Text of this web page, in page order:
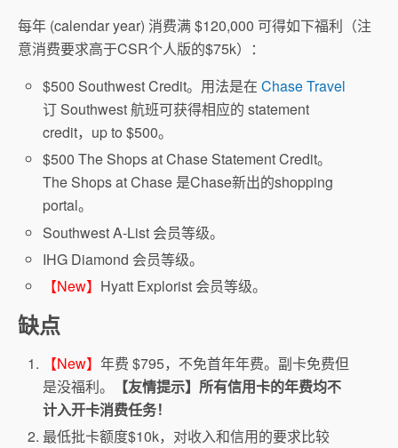
每年 (calendar year) 消费满 $120,000 可得如下福利（注
意消费要求高于CSR个人版的$75k）：
$500 Southwest Credit。用法是在Chase Travel
订 Southwest 航班可获得相应的 statement
credit，up to $500。
$500 The Shops at Chase Statement Credit。
The Shops at Chase 是Chase新出的shopping
portal。
Southwest A-List 会员等级。
IHG Diamond 会员等级。
【New】 Hyatt Explorist 会员等级。
缺点
【New】年费 $795，不免首年年费。副卡免费但
是没福利。
【友情提示】所有信用卡的年费均不
计入开卡消费任务！
最低批卡额度$10k，对收入和信用的要求比较